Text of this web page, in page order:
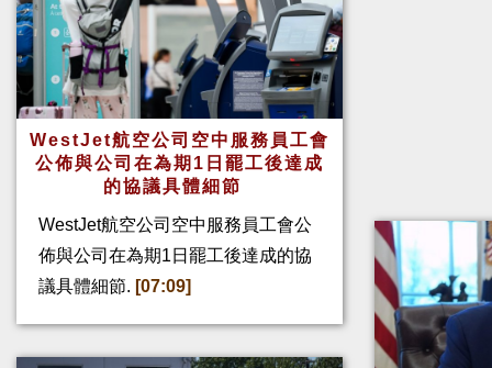
WestJet航空公司空中服務員工會
公佈與公司在為期1日罷工後達成
的協議具體細節
WestJet航空公司空中服務員工會公
佈與公司在為期1日罷工後達成的協
議具體細節. [07:09]